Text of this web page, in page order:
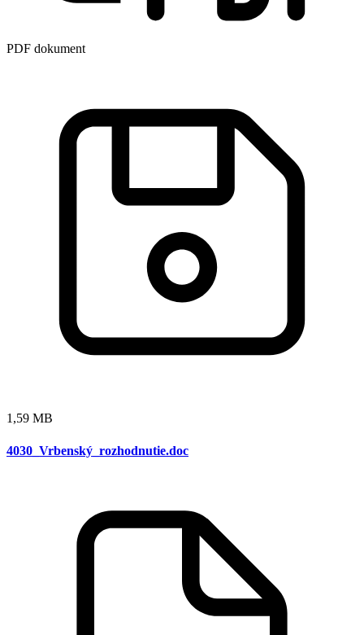
PDF dokument
1,59 MB
4030_Vrbenský_rozhodnutie.doc